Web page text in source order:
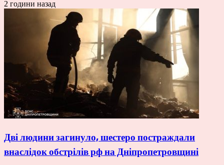
2 години назад
Дві людини загинуло, шестеро постраждали
внаслідок обстрілів рф на Дніпропетровщині